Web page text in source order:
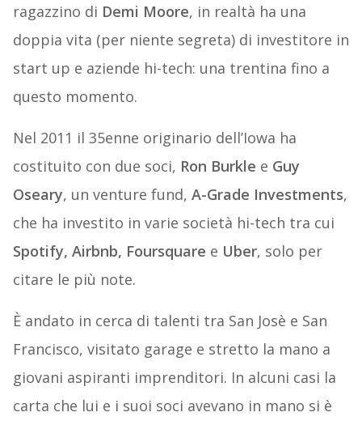
ragazzino di Demi Moore, in realtà ha una
doppia vita (per niente segreta) di investitore in
start up e aziende hi-tech: una trentina fino a
questo momento.
Nel 2011 il 35enne originario dell’Iowa ha
costituito con due soci, Ron Burkle e Guy
Oseary, un venture fund, A-Grade Investments,
che ha investito in varie società hi-tech tra cui
Spotify, Airbnb, Foursquare e Uber, solo per
citare le più note.
È andato in cerca di talenti tra San Josè e San
Francisco, visitato garage e stretto la mano a
giovani aspiranti imprenditori. In alcuni casi la
carta che lui e i suoi soci avevano in mano si è